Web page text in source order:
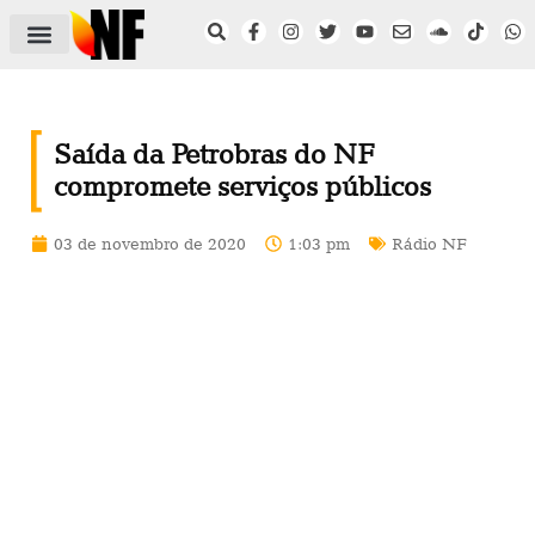
Saída da Petrobras do NF
compromete serviços públicos
03 de novembro de 2020 1:03 pm Rádio NF